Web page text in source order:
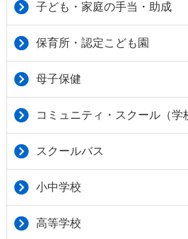
子ども・家庭の手当・助成
保育所・認定こども園
母子保健
コミュニティ・スクール（学
スクールバス
小中学校
高等学校